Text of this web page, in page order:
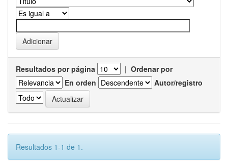
Resultados por página | Ordenar por
En orden
Autor/registro
Resultados 1-1 de 1.